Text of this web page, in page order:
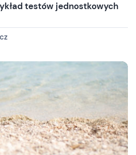
testów jednostkowych